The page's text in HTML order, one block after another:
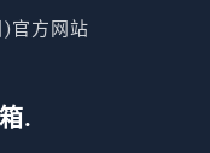
官方网站
.